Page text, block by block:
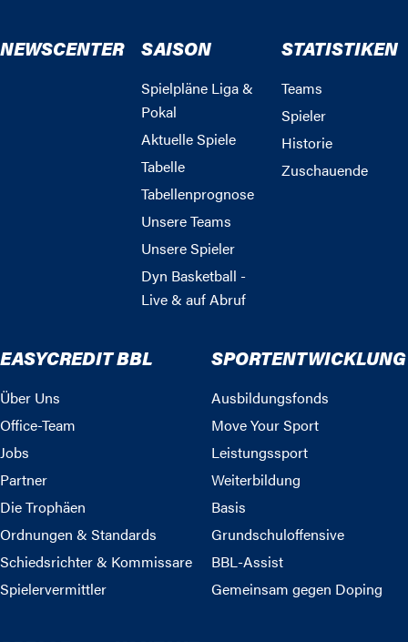
NEWSCENTER SAISON
Spielpläne Liga &
Pokal
Aktuelle Spiele
Tabelle
Tabellenprognose
Unsere Teams
Unsere Spieler
Dyn Basketball -
Live & auf Abruf
STATISTIKEN
Teams
Spieler
Historie
Zuschauende
EASYCREDIT BBL
Über Uns
Office-Team
Jobs
Partner
Die Trophäen
Ordnungen & Standards
Schiedsrichter & Kommissare
Spielervermittler
SPORTENTWICKLUNG
Ausbildungsfonds
Move Your Sport
Leistungssport
Weiterbildung
Basis
Grundschuloffensive
BBL-Assist
Gemeinsam gegen Doping